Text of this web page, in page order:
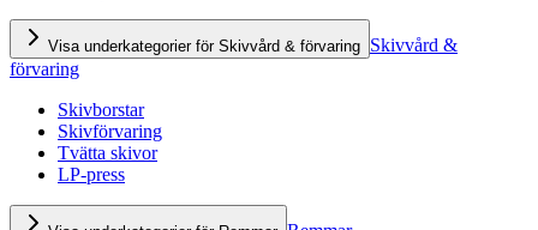
Visa underkategorier för Skivvård & förvaring Skivvård &
förvaring
Skivborstar
Skivförvaring
Tvätta skivor
LP-press